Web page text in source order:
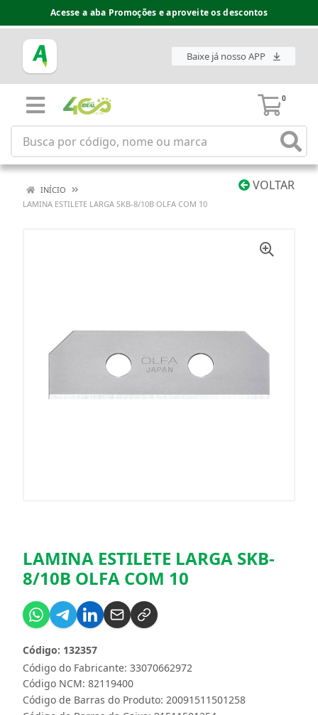
Acesse a aba Promoções e aproveite os descontos
Baixe já nosso APP
0
VOLTAR
INÍCIO
LAMINA ESTILETE LARGA SKB-8/10B OLFA COM 10
LAMINA ESTILETE LARGA SKB-
8/10B OLFA COM 10
Código do Fabricante: 33070662972
Código: 132357
Código NCM: 82119400
Código de Barras do Produto: 20091511501258